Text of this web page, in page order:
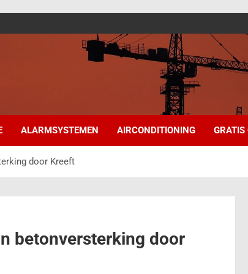
ALARMSYSTEMEN AIRCONDITIONING GRATIS
door Kreeft
betonversterking door